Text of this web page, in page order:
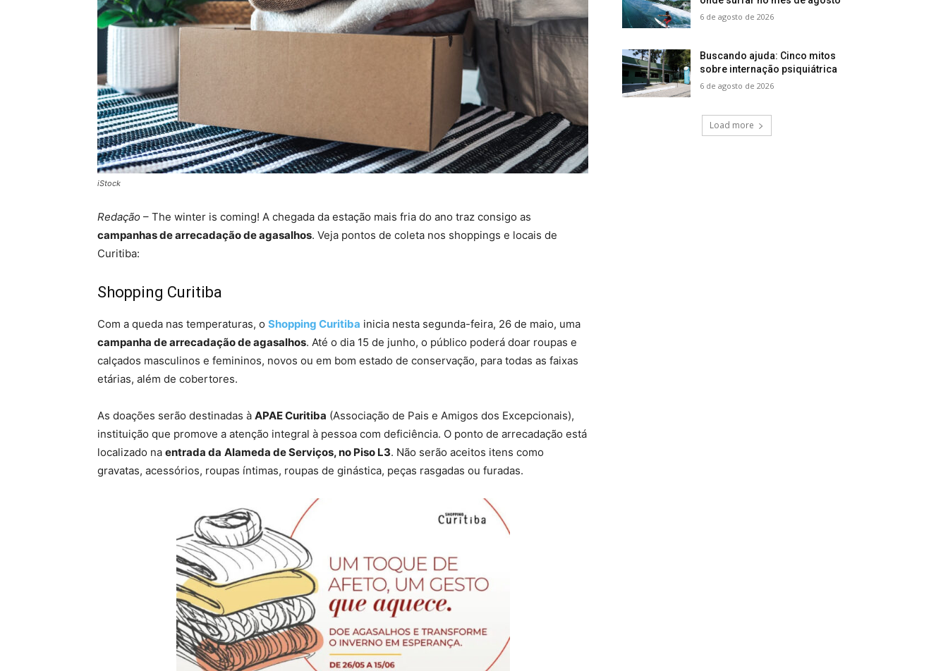
iStock
Redação – The winter is coming! A chegada da estação mais fria do ano traz consigo as
campanhas de arrecadação de agasalhos. Veja pontos de coleta nos shoppings e locais de
Curitiba:
Shopping Curitiba
Com a queda nas temperaturas, o Shopping Curitiba inicia nesta segunda-feira, 26 de maio, uma
campanha de arrecadação de agasalhos. Até o dia 15 de junho, o público poderá doar roupas e
calçados masculinos e femininos, novos ou em bom estado de conservação, para todas as faixas
etárias, além de cobertores.
As doações serão destinadas à APAE Curitiba (Associação de Pais e Amigos dos Excepcionais),
instituição que promove a atenção integral à pessoa com deficiência. O ponto de arrecadação está
localizado na entrada da Alameda de Serviços, no Piso L3. Não serão aceitos itens como
gravatas, acessórios, roupas íntimas, roupas de ginástica, peças rasgadas ou furadas.
6 de agosto de 2026
Buscando ajuda: Cinco mitos
sobre internação psiquiátrica
6 de agosto de 2026
Load more